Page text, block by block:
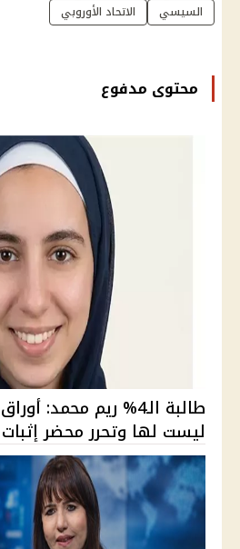
السيسي
الاتحاد الأوروبي
محتوى مدفوع
طالبة الـ4% ريم محمد:
ليست لها وتحرر محضر